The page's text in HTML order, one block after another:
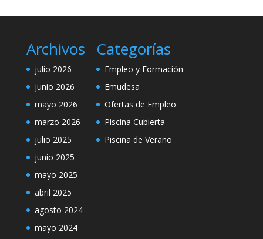
Archivos
julio 2026
junio 2026
mayo 2026
marzo 2026
julio 2025
junio 2025
mayo 2025
abril 2025
agosto 2024
mayo 2024
Categorías
Empleo y Formación
Emudesa
Ofertas de Empleo
Piscina Cubierta
Piscina de Verano